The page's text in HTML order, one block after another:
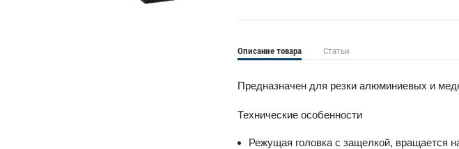
Описание товара Статьи
Предназначен для резки алюминиевых и
Технические особенности
Режущая головка с защелкой, вращается